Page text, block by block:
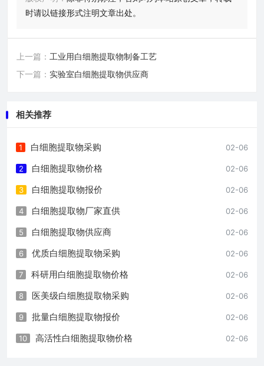
时请以链接形式注明文章出处。
上一篇： 工业用白细胞提取物制备工艺
下一篇： 实验室白细胞提取物供应商
相关推荐
02-06
1 白细胞提取物采购
02-06
2 白细胞提取物价格
02-06
3 白细胞提取物报价
02-06
4 白细胞提取物厂家直供
02-06
5 白细胞提取物供应商
02-06
6 优质白细胞提取物采购
02-06
7 科研用白细胞提取物价格
02-06
8 医美级白细胞提取物采购
02-06
9 批量白细胞提取物报价
02-06
10 高活性白细胞提取物价格